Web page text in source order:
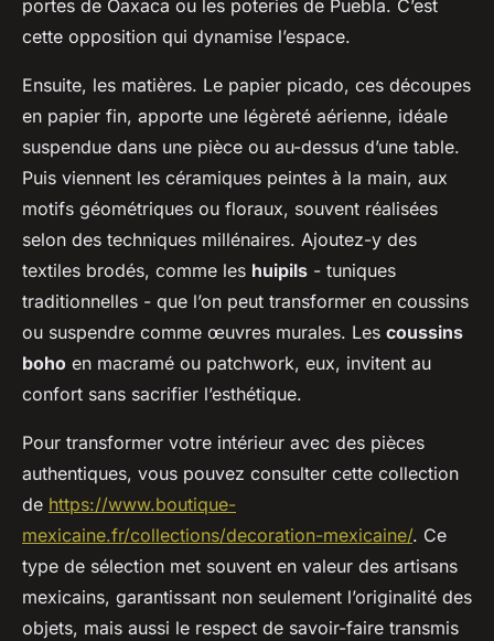
portes de Oaxaca ou les poteries de Puebla. C’est
cette opposition qui dynamise l’espace.
Ensuite, les matières. Le papier picado, ces découpes
en papier fin, apporte une légèreté aérienne, idéale
suspendue dans une pièce ou au-dessus d’une table.
Puis viennent les céramiques peintes à la main, aux
motifs géométriques ou floraux, souvent réalisées
selon des techniques millénaires. Ajoutez-y des
textiles brodés, comme les huipils - tuniques
traditionnelles - que l’on peut transformer en coussins
ou suspendre comme œuvres murales. Les coussins
boho en macramé ou patchwork, eux, invitent au
confort sans sacrifier l’esthétique.
Pour transformer votre intérieur avec des pièces
authentiques, vous pouvez consulter cette collection
de https://www.boutique-
mexicaine.fr/collections/decoration-mexicaine/. Ce
type de sélection met souvent en valeur des artisans
mexicains, garantissant non seulement l’originalité des
objets, mais aussi le respect de savoir-faire transmis